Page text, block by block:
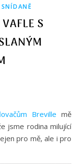
SNÍDANĚ
S
Breville mě
jsme rodina milující
pro mě, ale i pro